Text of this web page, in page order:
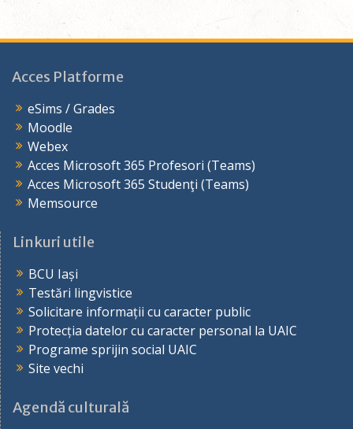
Acces Platforme
eSims / Grades
Moodle
Webex
Acces Microsoft 365 Profesori (Teams)
Acces Microsoft 365 Studenţi (Teams)
Memsource
Linkuri utile
BCU Iași
Testări lingvistice
Solicitare informații cu caracter public
Protecția datelor cu caracter personal la UAIC
Programe sprijin social UAIC
Site vechi
Agendă culturală